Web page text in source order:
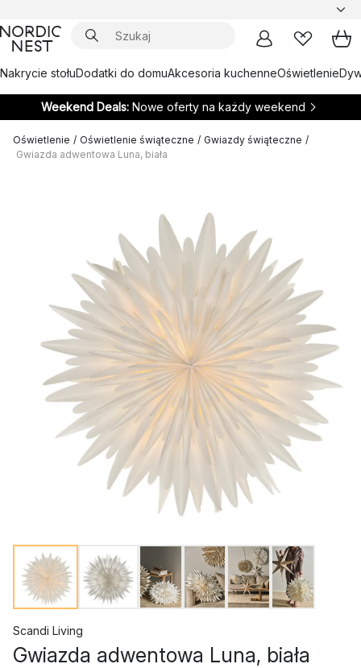
Nakrycie stołuDodatki do domuAkcesoria kuchenneOświetlenie
Weekend Deals: Nowe oferty na każdy weekend
Oświetlenie / Oświetlenie świąteczne / Gwiazdy świąteczne /
Gwiazda adwentowa Luna, biała
Scandi Living
Gwiazda adwentowa Luna, biała